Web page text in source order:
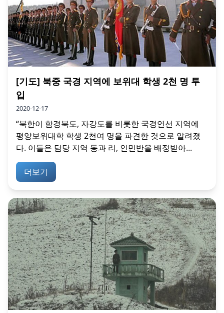
[기도] 북중 국경 지역에 보위대 학생 2천 명 투
입
2020-12-17
“북한이 함경북도, 자강도를 비롯한 국경연선 지역에
평양보위대학 학생 2천여 명을 파견한 것으로 알려졌
다. 이들은 담당 지역 동과 리, 인민반을 배정받아...
더보기